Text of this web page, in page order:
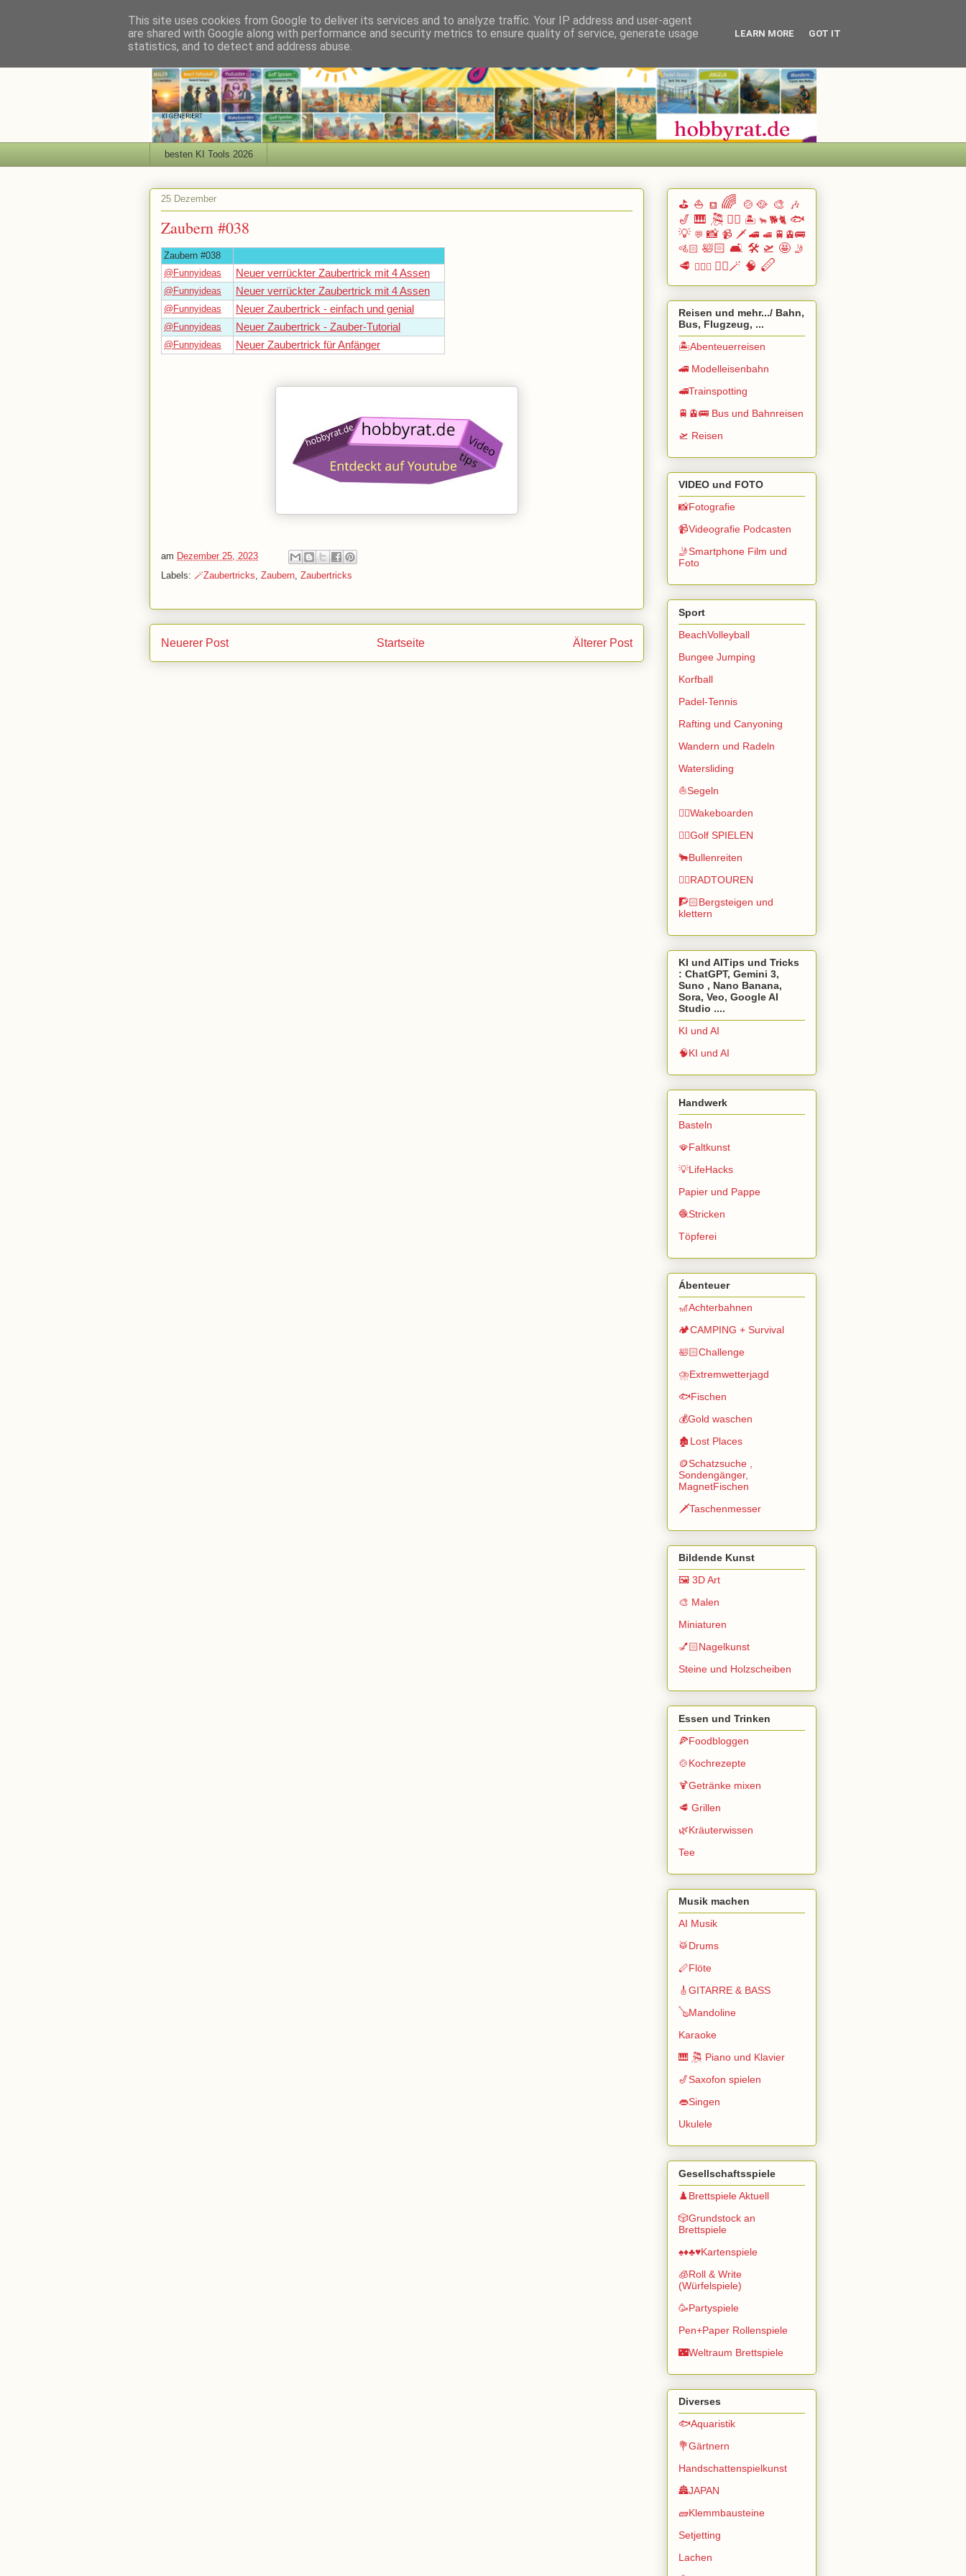
besten KI Tools 2026
25 Dezember
Zaubern #038
Zaubern #038
@Funnyideas
Neuer verrückter Zaubertrick mit 4 Assen
@Funnyideas Neuer verrückter Zaubertrick mit 4 Assen
@Funnyideas Neuer Zaubertrick - einfach und genial
@Funnyideas Neuer Zaubertrick - Zauber-Tutorial
@Funnyideas Neuer Zaubertrick für Anfänger
am Dezember 25, 2023
Labels: 🪄Zaubertricks Zaubern Zaubertricks
Neuerer Post Älterer Post
Startseite
⛳ ⛵ ⛾ 🌈 🍲🥘 🎨 🎶
🎷 🎹 🎘 🏄🏽 🏝️ 🐂 🐕🐈 🐟
💡 💬 📸 📹 🗡️ 🚄 🚅 🚆🚊🚌
🚵🏻 🛀🏻 🛋️ 🛠️ 🛫 🤩 🤳
🥩 🧗🏻‍♀️ 🧙‍♂️🪄 🧠 🪈
Reisen und mehr.../ Bahn,
Bus, Flugzeug, ...
🏝️Abenteuerreisen
🚄 Modelleisenbahn
🚅Trainspotting
🚆🚊🚌 Bus und Bahnreisen
🛫 Reisen
VIDEO und FOTO
📸Fotografie
📹Videografie Podcasten
🤳Smartphone Film und
Foto
Sport
BeachVolleyball
Bungee Jumping
Korfball
Padel-Tennis
Rafting und Canyoning
Wandern und Radeln
Watersliding
⛵Segeln
🏄🏽Wakeboarden
🏌️‍♂️Golf SPIELEN
🐂Bullenreiten
🚴‍♂️RADTOUREN
🧗🏻Bergsteigen und
klettern
KI und AITips und Tricks
: ChatGPT, Gemini 3,
Suno , Nano Banana,
Sora, Veo, Google AI
Studio ....
KI und AI
🧠KI und AI
Handwerk
Basteln
🪭Faltkunst
💡LifeHacks
Papier und Pappe
🧶Stricken
Töpferei
Ábenteuer
🎢Achterbahnen
🏕️CAMPING + Survival
🛀🏻Challenge
⛈️Extremwetterjagd
🐟Fischen
💰Gold waschen
🏚️Lost Places
🪙Schatzsuche ,
Sondengänger,
MagnetFischen
🗡️Taschenmesser
Bildende Kunst
🖼️ 3D Art
🎨 Malen
Miniaturen
💅🏻Nagelkunst
Steine und Holzscheiben
Essen und Trinken
🍕Foodbloggen
🍲Kochrezepte
🍹Getränke mixen
🥩 Grillen
🌿Kräuterwissen
Tee
Musik machen
AI Musik
🥁Drums
🪈Flöte
🎸GITARRE & BASS
🪕Mandoline
Karaoke
🎹 🎘 Piano und Klavier
🎷Saxofon spielen
👄Singen
Ukulele
Gesellschaftsspiele
♟️Brettspiele Aktuell
🎲Grundstock an
Brettspiele
♠️♦️♣️♥️Kartenspiele
🧊Roll & Write
(Würfelspiele)
🥳Partyspiele
Pen+Paper Rollenspiele
🌃Weltraum Brettspiele
Diverses
🐟Aquaristik
💐Gärtnern
Handschattenspielkunst
🏯JAPAN
🧱Klemmbausteine
Setjetting
Lachen
This site uses cookies from Google to deliver its services and to analyze traffic. Your IP address and user-agent
are shared with Google along with performance and security metrics to ensure quality of service, generate usage
statistics, and to detect and address abuse.
LEARN MORE GOT IT